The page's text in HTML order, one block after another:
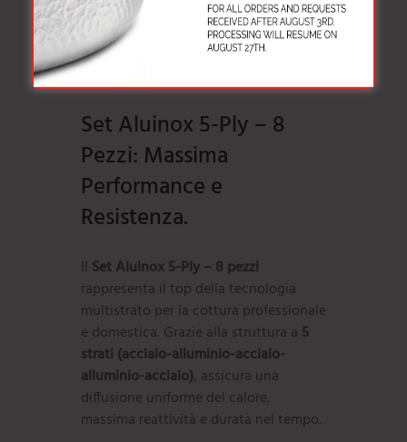
Set Aluinox 5Ply - 8pz
Set Aluinox 5-Ply – 8
Pezzi: Massima
Performance e
Resistenza.
Set Aluinox 5-Ply – 8 pezzi
rappresenta il top della tecnologia
multistrato per la cottura professionale
e domestica. Grazie alla struttura a 5
strati (acciaio-alluminio-acciaio-
alluminio-acciaio), assicura una
diffusione uniforme del calore,
massima reattività e durata nel tempo.